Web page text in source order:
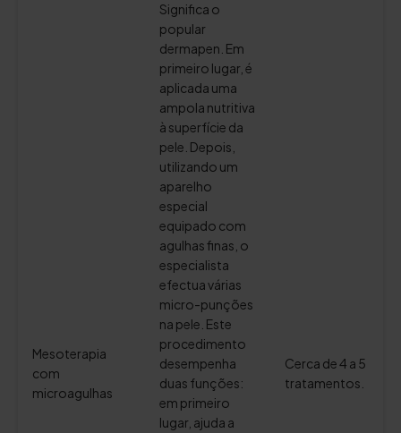
Mesoterapia
com
microagulhas
Significa o
popular
dermapen. Em
primeiro lugar, é
aplicada uma
ampola nutritiva
à superfície da
pele. Depois,
utilizando um
aparelho
especial
equipado com
agulhas finas, o
especialista
efectua várias
micro-punções
na pele. Este
procedimento
desempenha
duas funções:
em primeiro
lugar, ajuda a
Cerca de 4 a 5
tratamentos.